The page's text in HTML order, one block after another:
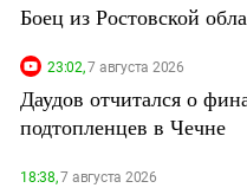
Боец из Ростовской
23:02,7 августа 2026
Даудов отчитался о
подтопленцев в Чечне
18:38,7 августа 2026